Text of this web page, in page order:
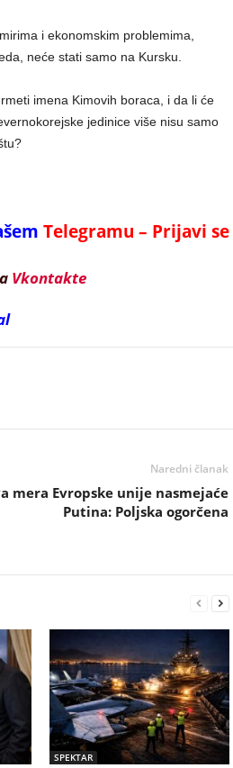
i ekonomskim problemima,
neće stati samo na Kursku.
imena Kimovih boraca, i da li će
jedinice više nisu samo
Telegramu – Prijavi se
Vkontakte
Naredni članak
mera Evropske unije nasmejaće
Putina: Poljska ogorčena
SPEKTAR